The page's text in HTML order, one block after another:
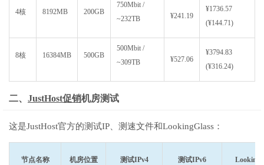
4核 8192MB 200GB
750Mbit /
~232TB
¥241.19
¥1736.57
(¥144.71)
8核 16384MB 500GB
500Mbit /
~309TB
¥527.06
¥3794.83
(¥316.24)
二、 JustHost促销机房测试
这是JustHost官方的测试IP、测速文件和LookingGlass：
节点名称 机房位置 测试IPv4 测试IPv6